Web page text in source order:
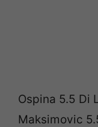
Ospina 5.5 Di
Maksimovic